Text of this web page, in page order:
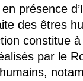
présence
des êtres
constitue
par le